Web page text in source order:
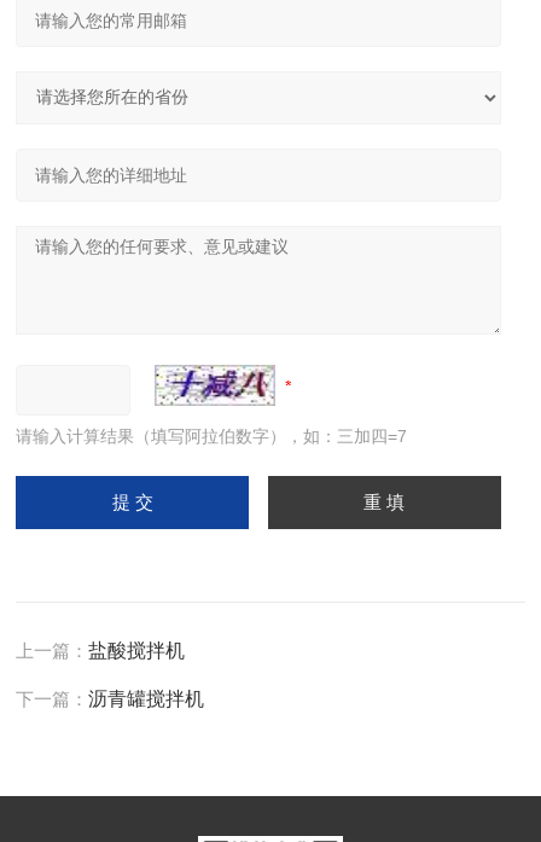
请输入计算结果（填写阿拉伯数字），如：三加四=7
上一篇：盐酸搅拌机
下一篇：沥青罐搅拌机